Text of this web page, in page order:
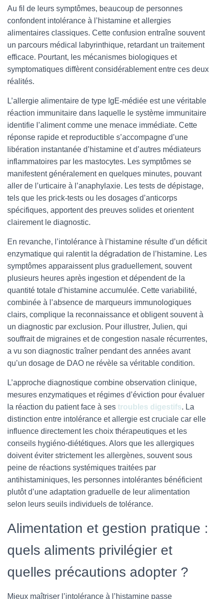
Au fil de leurs symptômes, beaucoup de personnes
confondent intolérance à l’histamine et allergies
alimentaires classiques. Cette confusion entraîne souvent
un parcours médical labyrinthique, retardant un traitement
efficace. Pourtant, les mécanismes biologiques et
symptomatiques diffèrent considérablement entre ces deux
réalités.
L’allergie alimentaire de type IgE-médiée est une véritable
réaction immunitaire dans laquelle le système immunitaire
identifie l’aliment comme une menace immédiate. Cette
réponse rapide et reproductible s’accompagne d’une
libération instantanée d’histamine et d’autres médiateurs
inflammatoires par les mastocytes. Les symptômes se
manifestent généralement en quelques minutes, pouvant
aller de l’urticaire à l’anaphylaxie. Les tests de dépistage,
tels que les prick-tests ou les dosages d’anticorps
spécifiques, apportent des preuves solides et orientent
clairement le diagnostic.
En revanche, l’intolérance à l’histamine résulte d’un déficit
enzymatique qui ralentit la dégradation de l’histamine. Les
symptômes apparaissent plus graduellement, souvent
plusieurs heures après ingestion et dépendent de la
quantité totale d’histamine accumulée. Cette variabilité,
combinée à l’absence de marqueurs immunologiques
clairs, complique la reconnaissance et obligent souvent à
un diagnostic par exclusion. Pour illustrer, Julien, qui
souffrait de migraines et de congestion nasale récurrentes,
a vu son diagnostic traîner pendant des années avant
qu’un dosage de DAO ne révèle sa véritable condition.
L’approche diagnostique combine observation clinique,
mesures enzymatiques et régimes d’éviction pour évaluer
la réaction du patient face à ses troubles digestifs. La
distinction entre intolérance et allergie est cruciale car elle
influence directement les choix thérapeutiques et les
conseils hygiéno-diététiques. Alors que les allergiques
doivent éviter strictement les allergènes, souvent sous
peine de réactions systémiques traitées par
antihistaminiques, les personnes intolérantes bénéficient
plutôt d’une adaptation graduelle de leur alimentation
selon leurs seuils individuels de tolérance.
Alimentation et gestion pratique :
quels aliments privilégier et
quelles précautions adopter ?
Mieux maîtriser l’intolérance à l’histamine passe